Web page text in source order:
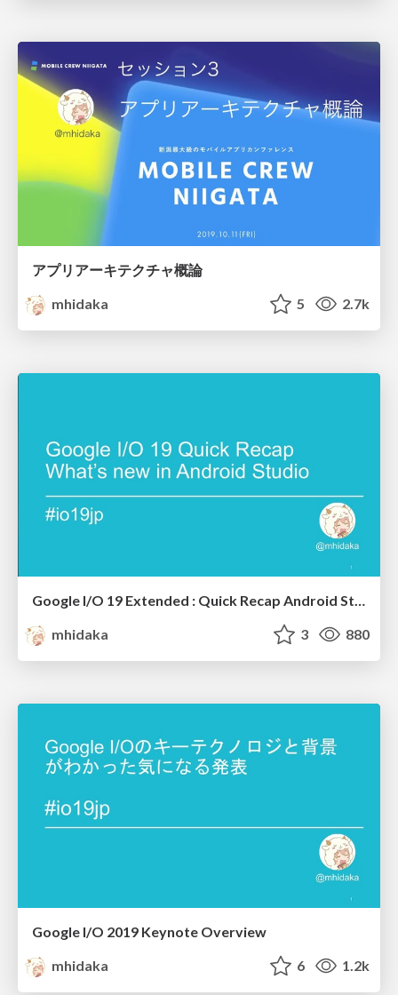
アプリアーキテクチャ概論
mhidaka
5 2.7k
Google I/O 19 Extended : Quick Recap Android Studio 3.5
mhidaka
3 880
Google I/O 2019 Keynote Overview
mhidaka
6 1.2k